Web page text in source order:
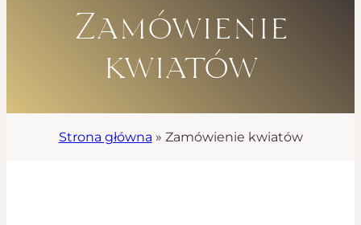
Zamówienie
kwiatów
Strona główna » Zamówienie kwiatów